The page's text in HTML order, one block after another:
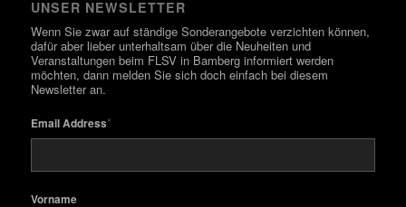
UNSER NEWSLETTER
Wenn Sie zwar auf ständige Sonderangebote verzichten können,
dafür aber lieber unterhaltsam über die Neuheiten und
Veranstaltungen beim FLSV in Bamberg informiert werden
möchten, dann melden Sie sich doch einfach bei diesem
Newsletter an.
Email Address*
Vorname